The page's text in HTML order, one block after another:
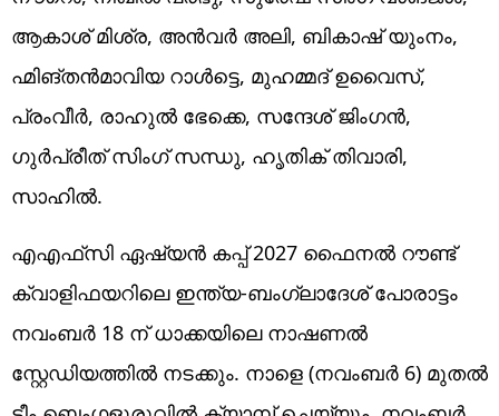
ആകാശ് മിശ്ര, അൻവർ അലി, ബികാഷ് യുംനം,
ഹ്മിങ്തൻമാവിയ റാൾട്ടെ, മുഹമ്മദ് ഉവൈസ്,
പ്രംവീർ, രാഹുൽ ഭേക്കെ, സന്ദേശ് ജിംഗൻ,
ഗുർപ്രീത് സിംഗ് സന്ധു, ഹൃതിക് തിവാരി,
സാഹിൽ.
എഎഫ്‌സി ഏഷ്യൻ കപ്പ് 2027 ഫൈനൽ റൗണ്ട്
ക്വാളിഫയറിലെ ഇന്ത്യ-ബംഗ്ലാദേശ് പോരാട്ടം
നവംബർ 18 ന് ധാക്കയിലെ നാഷണൽ
സ്റ്റേഡിയത്തിൽ നടക്കും. നാളെ (നവംബര്‍ 6) മുതൽ